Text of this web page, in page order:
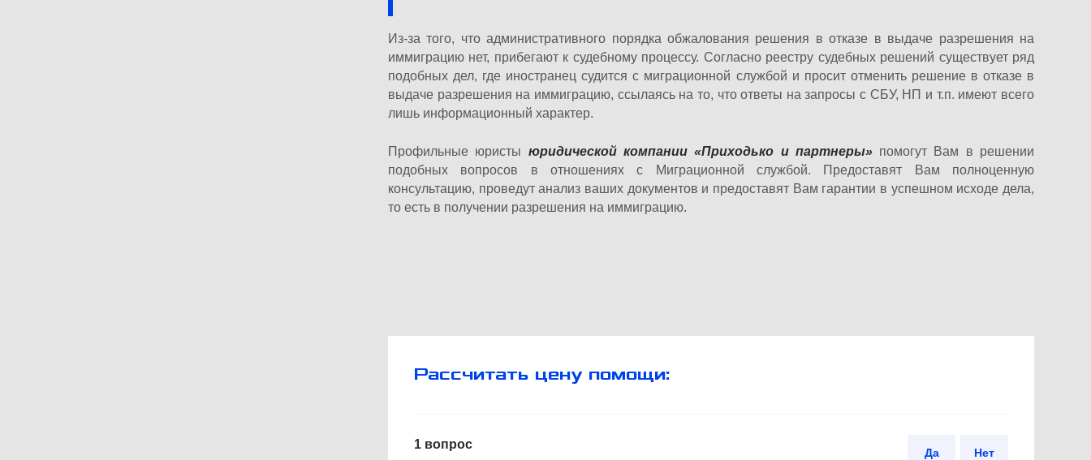
Из-за того, что административного порядка обжалования решения в отказе в выдаче разрешения на
иммиграцию нет, прибегают к судебному процессу. Согласно реестру судебных решений существует ряд
подобных дел, где иностранец судится с миграционной службой и просит отменить решение в отказе в
выдаче разрешения на иммиграцию, ссылаясь на то, что ответы на запросы с СБУ, НП и т.п. имеют всего
лишь информационный характер.
Профильные юристы юридической компании «Приходько и партнеры» помогут Вам в решении
подобных вопросов в отношениях с Миграционной службой. Предоставят Вам полноценную
консультацию, проведут анализ ваших документов и предоставят Вам гарантии в успешном исходе дела,
то есть в получении разрешения на иммиграцию.
Рассчитать цену помощи:
1 вопрос
Да Нет